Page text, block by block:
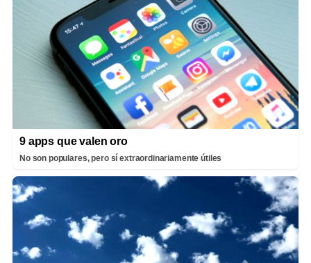
9 apps que valen oro
No son populares, pero sí extraordinariamente útiles